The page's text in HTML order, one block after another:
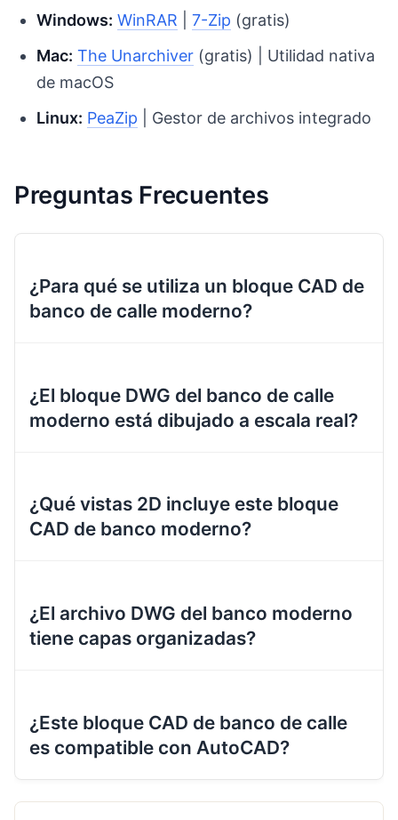
Windows: WinRAR |7-Zip (gratis)
Mac: The Unarchiver (gratis) | Utilidad nativa
de macOS
Linux: PeaZip | Gestor de archivos integrado
Preguntas Frecuentes
¿Para qué se utiliza un bloque CAD de
banco de calle moderno?
¿El bloque DWG del banco de calle
moderno está dibujado a escala real?
¿Qué vistas 2D incluye este bloque
CAD de banco moderno?
¿El archivo DWG del banco moderno
tiene capas organizadas?
¿Este bloque CAD de banco de calle
es compatible con AutoCAD?